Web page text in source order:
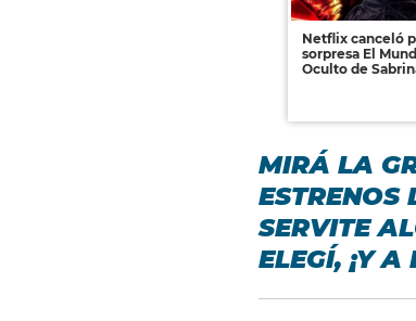
Netflix canceló
sorpresa El
Oculto de
MIRÁ LA
ESTRENOS
SERVITE
ELEGÍ, ¡Y A